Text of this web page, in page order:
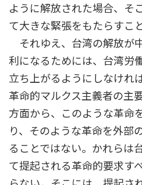
ように解放された場合、そ
て大きな緊張をもたらすこ
それゆえ、台湾の解放が
利になるためには、台湾労
立ち上がるようにしなけれ
革命的マルクス主義者の主
方面から、このような革命
り、そのような革命を外部
ることではない。かれらは
て提起される革命的要求す